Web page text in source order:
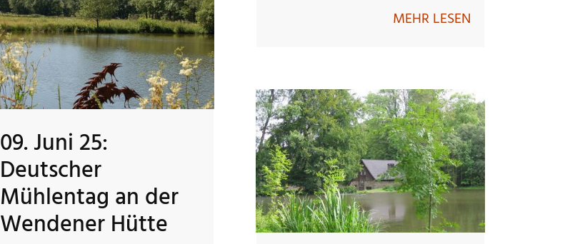
09. Juni 25:
Deutscher
Mühlentag an der
Wendener Hütte
MEHR LESEN